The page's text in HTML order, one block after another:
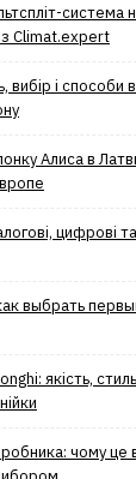
система
Climat.еxpert
вибір і способи
Алиса в
цифрові
выбрать
якість, стиль
чому це